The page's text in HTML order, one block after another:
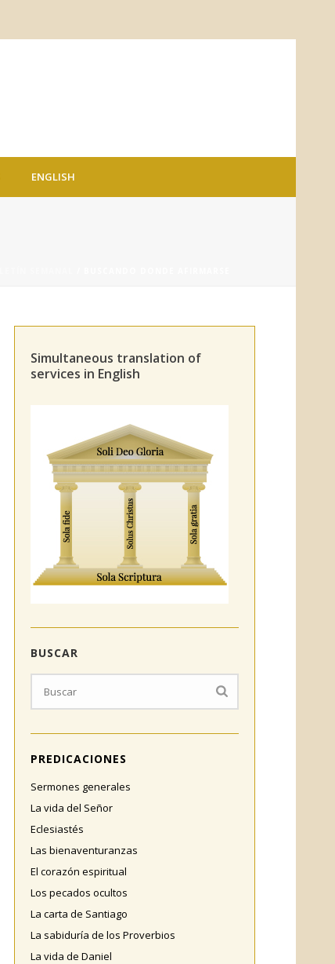
ENGLISH
Simultaneous translation of
services in English
BUSCAR
PREDICACIONES
Sermones generales
La vida del Señor
Eclesiastés
Las bienaventuranzas
El corazón espiritual
Los pecados ocultos
La carta de Santiago
La sabiduría de los Proverbios
La vida de Daniel